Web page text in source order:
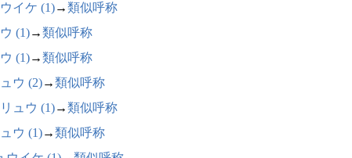
イケ (1)→類似呼称
(1)→類似呼称
(1)→類似呼称
ウ (2)→類似呼称
ュウ (1)→類似呼称
ウ (1)→類似呼称